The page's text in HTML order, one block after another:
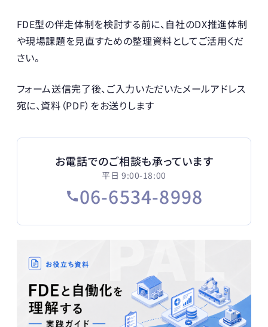
FDE型の伴走体制を検討する前に、自社のDX推進体制
や現場課題を見直すための整理資料としてご活用くだ
さい。
フォーム送信完了後、ご入力いただいたメールアドレス
宛に、資料（PDF）をお送りします
お電話でのご相談も承っています
平日 9:00-18:00
06-6534-8998